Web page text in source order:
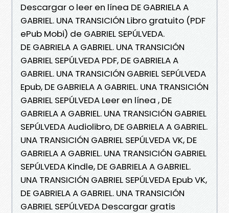
Descargar o leer en línea DE GABRIELA A
GABRIEL. UNA TRANSICIÓN Libro gratuito (PDF
ePub Mobi) de GABRIEL SEPÚLVEDA.
DE GABRIELA A GABRIEL. UNA TRANSICIÓN
GABRIEL SEPÚLVEDA PDF, DE GABRIELA A
GABRIEL. UNA TRANSICIÓN GABRIEL SEPÚLVEDA
Epub, DE GABRIELA A GABRIEL. UNA TRANSICIÓN
GABRIEL SEPÚLVEDA Leer en línea , DE
GABRIELA A GABRIEL. UNA TRANSICIÓN GABRIEL
SEPÚLVEDA Audiolibro, DE GABRIELA A GABRIEL.
UNA TRANSICIÓN GABRIEL SEPÚLVEDA VK, DE
GABRIELA A GABRIEL. UNA TRANSICIÓN GABRIEL
SEPÚLVEDA Kindle, DE GABRIELA A GABRIEL.
UNA TRANSICIÓN GABRIEL SEPÚLVEDA Epub VK,
DE GABRIELA A GABRIEL. UNA TRANSICIÓN
GABRIEL SEPÚLVEDA Descargar gratis